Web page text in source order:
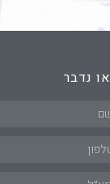
נדבר